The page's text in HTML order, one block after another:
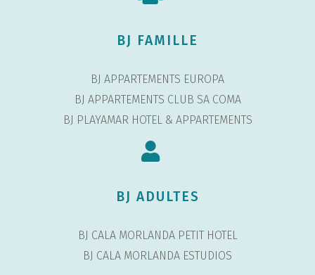
BJ FAMILLE
BJ APPARTEMENTS EUROPA
BJ APPARTEMENTS CLUB SA COMA
BJ PLAYAMAR HOTEL & APPARTEMENTS
BJ ADULTES
BJ CALA MORLANDA PETIT HOTEL
BJ CALA MORLANDA ESTUDIOS